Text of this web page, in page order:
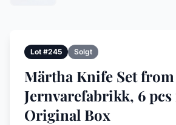
Lot #245 Solgt
Märtha Knife Set
Jernvarefabrikk, 6 pcs
Original Box